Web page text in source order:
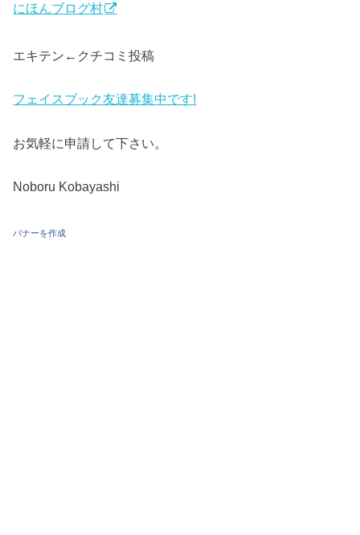
にほんブログ村
エキテン←クチコミ投稿
フェイスブック友達募集中です!
お気軽に申請して下さい。
Noboru Kobayashi
バナーを作成